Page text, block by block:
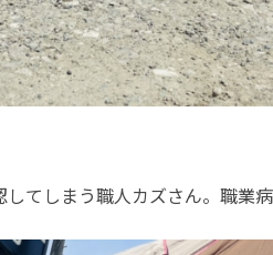
てしまう職人カズさん。職業